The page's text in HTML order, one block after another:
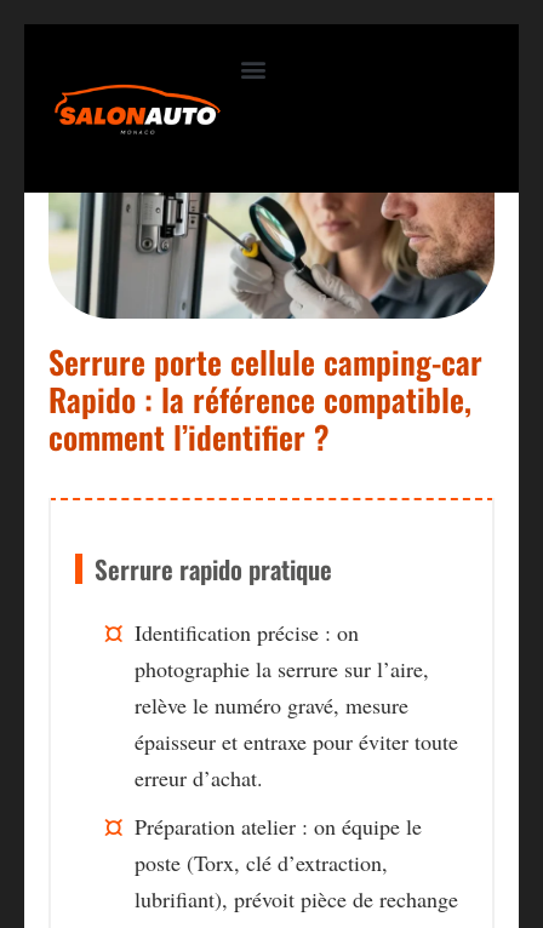
Serrure porte cellule camping-car
Rapido : la référence compatible,
comment l’identifier ?
Serrure rapido pratique
Identification précise : on
photographie la serrure sur l’aire,
relève le numéro gravé, mesure
épaisseur et entraxe pour éviter toute
erreur d’achat.
Préparation atelier : on équipe le
poste (Torx, clé d’extraction,
lubrifiant), prévoit pièce de rechange